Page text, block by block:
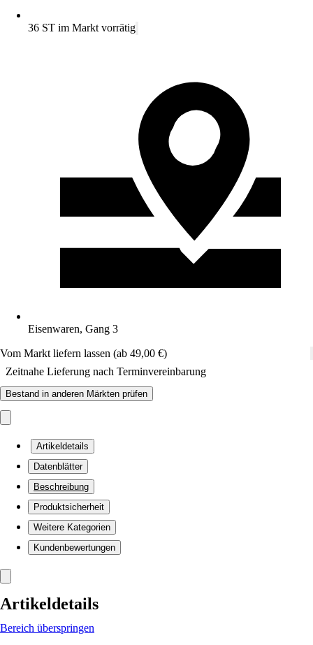
36 ST im Markt vorrätig
Eisenwaren, Gang 3
Vom Markt liefern lassen (ab 49,00 €)
Zeitnahe Lieferung nach Terminvereinbarung
Bestand in anderen Märkten prüfen
Artikeldetails
Datenblätter
Beschreibung
Produktsicherheit
Weitere Kategorien
Kundenbewertungen
Artikeldetails
Bereich überspringen